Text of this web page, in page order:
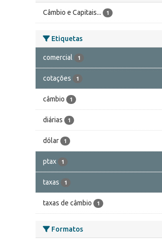
Câmbio e Capitais... 1
Etiquetas
comercial 1
cotações 1
câmbio 1
diárias 1
dólar 1
ptax 1
taxas 1
taxas de câmbio 1
Formatos